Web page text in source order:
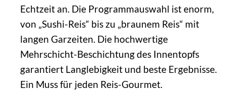
Echtzeit an. Die Programmauswahl ist enorm,
von „Sushi-Reis“ bis zu „braunem Reis“ mit
langen Garzeiten. Die hochwertige
Mehrschicht-Beschichtung des Innentopfs
garantiert Langlebigkeit und beste Ergebnisse.
Ein Muss für jeden Reis-Gourmet.